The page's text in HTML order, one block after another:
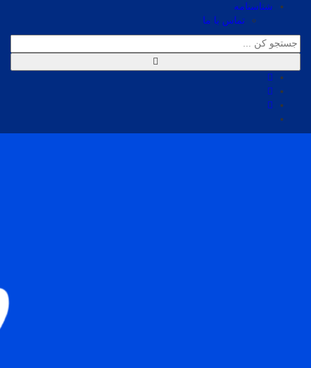
شناسنامه
تماس با ما